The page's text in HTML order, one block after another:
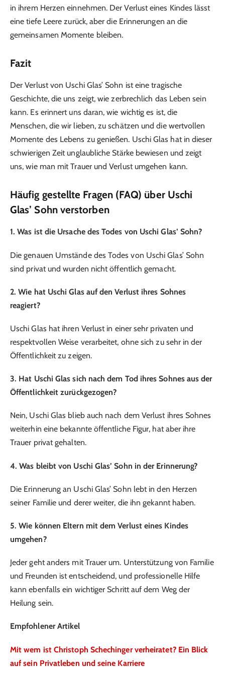
in ihrem Herzen einnehmen. Der Verlust eines Kindes lässt
eine tiefe Leere zurück, aber die Erinnerungen an die
gemeinsamen Momente bleiben.
Fazit
Der Verlust von Uschi Glas’ Sohn ist eine tragische
Geschichte, die uns zeigt, wie zerbrechlich das Leben sein
kann. Es erinnert uns daran, wie wichtig es ist, die
Menschen, die wir lieben, zu schätzen und die wertvollen
Momente des Lebens zu genießen. Uschi Glas hat in dieser
schwierigen Zeit unglaubliche Stärke bewiesen und zeigt
uns, wie man mit Trauer und Verlust umgehen kann.
Häufig gestellte Fragen (FAQ) über Uschi
Glas’ Sohn verstorben
1. Was ist die Ursache des Todes von Uschi Glas’ Sohn?
Die genauen Umstände des Todes von Uschi Glas’ Sohn
sind privat und wurden nicht öffentlich gemacht.
2. Wie hat Uschi Glas auf den Verlust ihres Sohnes
reagiert?
Uschi Glas hat ihren Verlust in einer sehr privaten und
respektvollen Weise verarbeitet, ohne sich zu sehr in der
Öffentlichkeit zu zeigen.
3. Hat Uschi Glas sich nach dem Tod ihres Sohnes aus der
Öffentlichkeit zurückgezogen?
Nein, Uschi Glas blieb auch nach dem Verlust ihres Sohnes
weiterhin eine bekannte öffentliche Figur, hat aber ihre
Trauer privat gehalten.
4. Was bleibt von Uschi Glas’ Sohn in der Erinnerung?
Die Erinnerung an Uschi Glas’ Sohn lebt in den Herzen
seiner Familie und derer weiter, die ihn gekannt haben.
5. Wie können Eltern mit dem Verlust eines Kindes
umgehen?
Jeder geht anders mit Trauer um. Unterstützung von Familie
und Freunden ist entscheidend, und professionelle Hilfe
kann ebenfalls ein wichtiger Schritt auf dem Weg der
Heilung sein.
Empfohlener Artikel
Mit wem ist Christoph Schechinger verheiratet? Ein Blick
auf sein Privatleben und seine Karriere